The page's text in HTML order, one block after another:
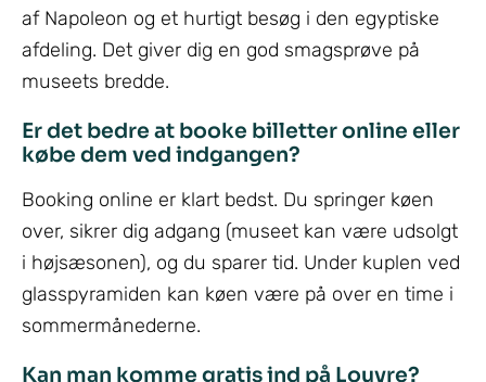
af Napoleon og et hurtigt besøg i den egyptiske
afdeling. Det giver dig en god smagsprøve på
museets bredde.
Er det bedre at booke billetter online eller
købe dem ved indgangen?
Booking online er klart bedst. Du springer køen
over, sikrer dig adgang (museet kan være udsolgt
i højsæsonen), og du sparer tid. Under kuplen ved
glasspyramiden kan køen være på over en time i
sommermånederne.
Kan man komme gratis ind på Louvre?